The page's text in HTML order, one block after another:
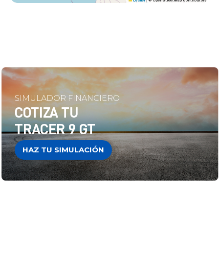
SIMULADOR FINANCIERO
COTIZA TU
TRACER 9 GT
HAZ TU SIMULACIÓN